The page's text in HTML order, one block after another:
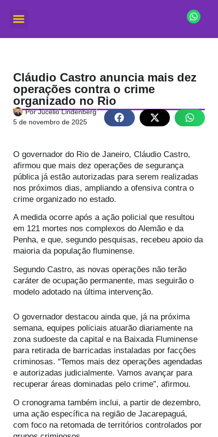
Cláudio Castro anuncia mais dez
operações contra o crime
organizado no Rio
PorJucélio Lindenberg
5 de novembro de 2025
O governador do Rio de Janeiro, Cláudio Castro,
afirmou que mais dez operações de segurança
pública já estão autorizadas para serem realizadas
nos próximos dias, ampliando a ofensiva contra o
crime organizado no estado.
A medida ocorre após a ação policial que resultou
em 121 mortes nos complexos do Alemão e da
Penha, e que, segundo pesquisas, recebeu apoio da
maioria da população fluminense.
Segundo Castro, as novas operações não terão
caráter de ocupação permanente, mas seguirão o
modelo adotado na última intervenção.
O governador destacou ainda que, já na próxima
semana, equipes policiais atuarão diariamente na
zona sudoeste da capital e na Baixada Fluminense
para retirada de barricadas instaladas por facções
criminosas. “Temos mais dez operações agendadas
e autorizadas judicialmente. Vamos avançar para
recuperar áreas dominadas pelo crime”, afirmou.
O cronograma também inclui, a partir de dezembro,
uma ação específica na região de Jacarepaguá,
com foco na retomada de territórios controlados por